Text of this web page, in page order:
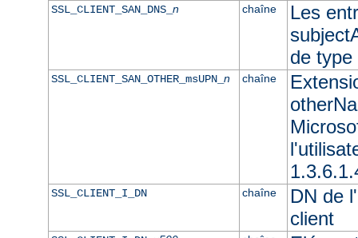
SSL_CLIENT_SAN_DNS_ n chaîne
Les
de type
SSL_CLIENT_SAN_OTHER_msUPN_ n chaîne
SSL_CLIENT_I_DN chaîne
DN de
client